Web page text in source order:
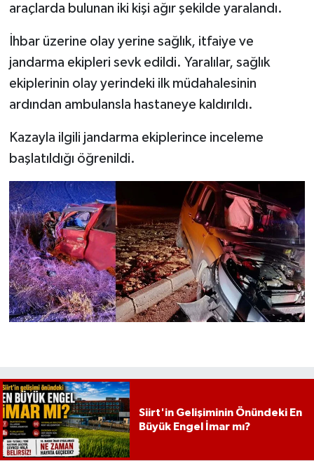
araçlarda bulunan iki kişi ağır şekilde yaralandı.
İhbar üzerine olay yerine sağlık, itfaiye ve
jandarma ekipleri sevk edildi. Yaralılar, sağlık
ekiplerinin olay yerindeki ilk müdahalesinin
ardından ambulansla hastaneye kaldırıldı.
Kazayla ilgili jandarma ekiplerince inceleme
başlatıldığı öğrenildi.
Siirt'in Gelişiminin Önündeki En
Büyük Engel İmar mı?